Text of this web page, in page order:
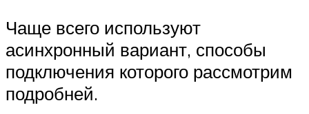
Чаще всего используют
асинхронный вариант, способы
подключения которого рассмотрим
подробней.